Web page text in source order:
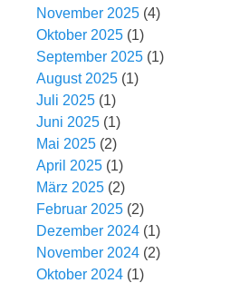
November 2025 (4)
Oktober 2025 (1)
September 2025 (1)
August 2025 (1)
Juli 2025 (1)
Juni 2025 (1)
Mai 2025 (2)
April 2025 (1)
März 2025 (2)
Februar 2025 (2)
Dezember 2024 (1)
November 2024 (2)
Oktober 2024 (1)